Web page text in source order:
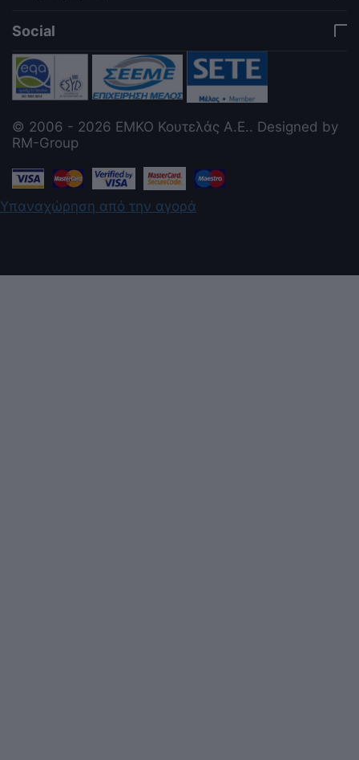
Social
© 2006 - 2026 ΕΜΚΟ Κουτελάς Α.Ε.. Designed by
RM-Group
Υπαναχώρηση από την αγορά